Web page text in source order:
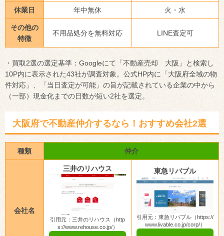
休業日 年中無休 火・水
その他の
特徴
不用品処分を無料対応 LINE査定可
・買取2選の選定基準：Googleにて「不動産売却 大阪」と検索し
10P内に表示された43社が調査対象。公式HP内に「大阪府全域の物
件対応」、「当日査定が可能」の旨が記載されている企業の中から
（一部）現金化までの日数が短い2社を選定。
大阪府で不動産仲介するなら！おすすめ会社2選
種類 仲介
会社名
三井のリハウス
引用元：三井のリハウス（http
s://www.rehouse.co.jp/）
東急リバブル
引用元：東急リバブル（https://
www.livable.co.jp/corp/）